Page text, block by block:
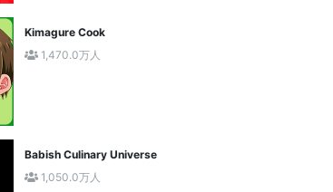
Kimagure Cook
1,470.0万人
Babish Culinary Universe
1,050.0万人